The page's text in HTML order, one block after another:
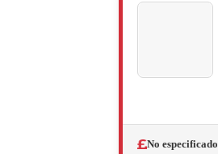
No especificado